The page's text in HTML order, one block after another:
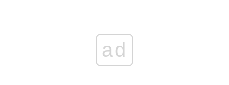
ad